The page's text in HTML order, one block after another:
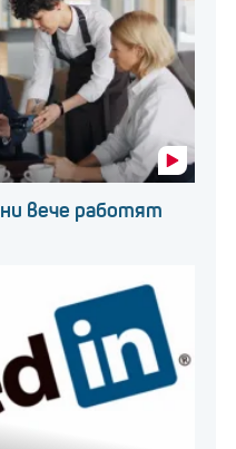
вече работят